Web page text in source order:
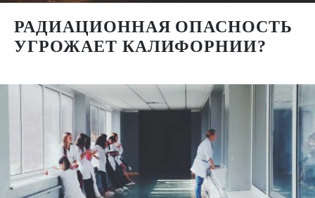
РАДИАЦИОННАЯ ОПАСНОСТЬ
УГРОЖАЕТ КАЛИФОРНИИ?